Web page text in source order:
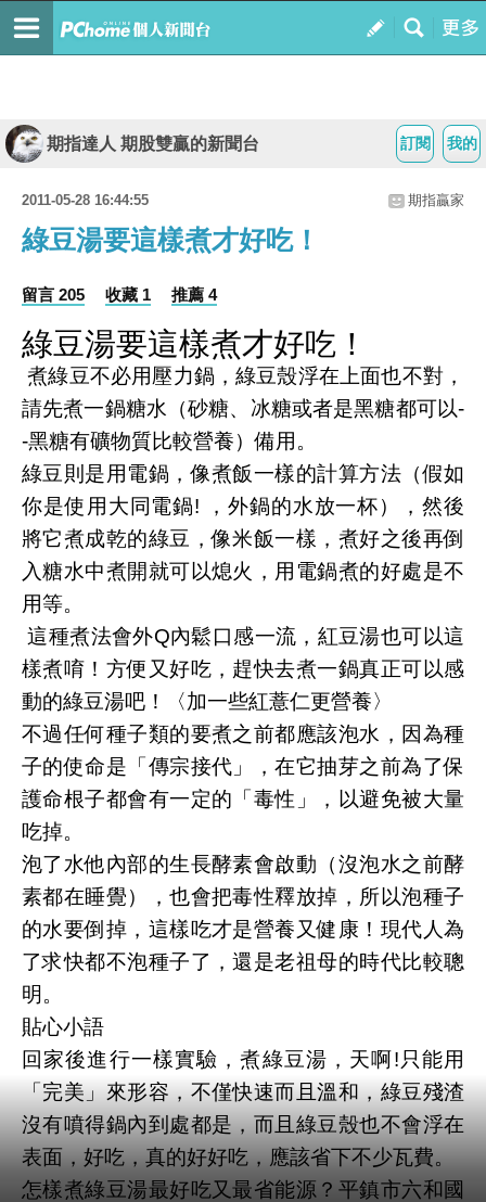
我的
訂閱
期指達人 期股雙贏的新聞台
2011-05-28 16:44:55 期指贏家
綠豆湯要這樣煮才好吃！
留言 205 收藏 1 推薦 4
綠豆湯要這樣煮才好吃！
煮綠豆不必用壓力鍋，綠豆殼浮在上面也不對，
請先煮一鍋糖水（砂糖、冰糖或者是黑糖都可以-
-黑糖有礦物質比較營養）備用。
綠豆則是用電鍋，像煮飯一樣的計算方法（假如
你是使用大同電鍋! ，外鍋的水放一杯），然後
將它煮成乾的綠豆，像米飯一樣，煮好之後再倒
入糖水中煮開就可以熄火，用電鍋煮的好處是不
用等。
這種煮法會外Q內鬆口感一流，紅豆湯也可以這
樣煮唷！方便又好吃，趕快去煮一鍋真正可以感
動的綠豆湯吧！〈加一些紅薏仁更營養〉
不過任何種子類的要煮之前都應該泡水，因為種
子的使命是「傳宗接代」，在它抽芽之前為了保
護命根子都會有一定的「毒性」，以避免被大量
吃掉。
泡了水他內部的生長酵素會啟動（沒泡水之前酵
素都在睡覺），也會把毒性釋放掉，所以泡種子
的水要倒掉，這樣吃才是營養又健康！現代人為
了求快都不泡種子了，還是老祖母的時代比較聰
明。
貼心小語
回家後進行一樣實驗，煮綠豆湯，天啊!只能用
「完美」來形容，不僅快速而且溫和，綠豆殘渣
沒有噴得鍋內到處都是，而且綠豆殼也不會浮在
表面，好吃，真的好好吃，應該省下不少瓦費。
怎樣煮綠豆湯最好吃又最省能源？平鎮市六和國